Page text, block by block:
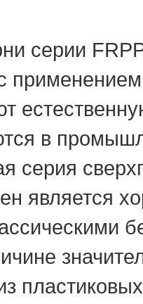
серии
в
серия
является